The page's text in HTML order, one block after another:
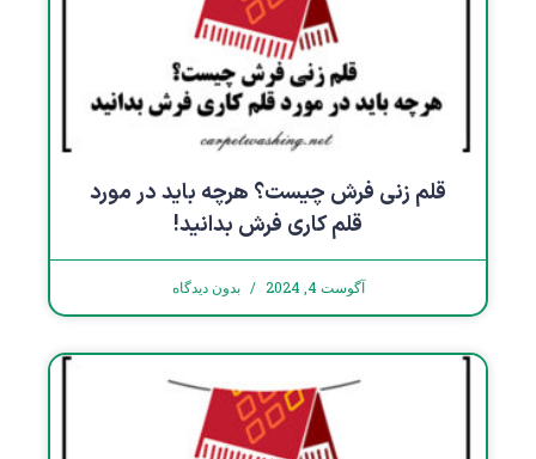
قلم زنی فرش چیست؟ هرچه باید در مورد
قلم کاری فرش بدانید!
آگوست 4, 2024 بدون دیدگاه